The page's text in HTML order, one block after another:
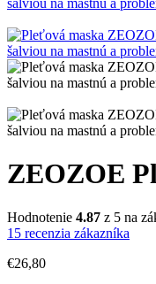
ZEOZOE
Hodnotenie 4.87 z 5 na
15 recenzia zákazníka
€26,80